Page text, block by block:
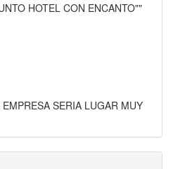
HOTEL CON ENCANTO""
SERIA LUGAR MUY